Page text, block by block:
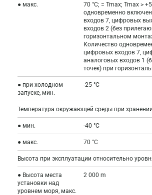
● макс.
70 °C; = Tmax; Tmax >
одновременно
входов 7, цифровых
входов 2 (без
горизонтальном
Количество
цифровых входов 7,
аналоговых входов 1
точек) при
● при холодном
запуске, мин.
-25 °C
Температура окружающей среды при
● мин. -40 °C
● макс. 70 °C
Высота при эксплуатации относительно
● Высота места
установки над
уровнем моря, макс.
2 000 m